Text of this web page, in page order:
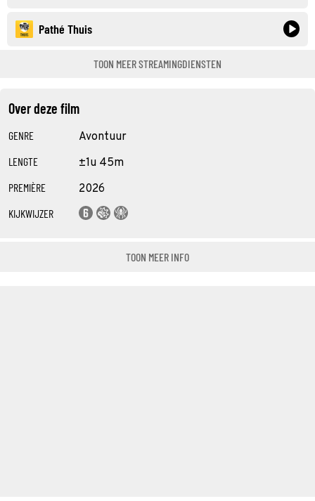
Over deze film
GENRE Avontuur
LENGTE ±1u 45m
PREMIÈRE 2026
KIJKWIJZER
TOON MEER INFO
Pathé Thuis
TOON MEER STREAMINGDIENSTEN